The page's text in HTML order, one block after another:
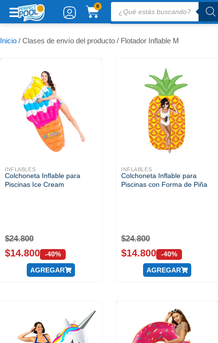
0
CARRITO
productos
Inicio / Clases de envío del producto / Flotador Inflable M
INFLABLES
Colchoneta Inflable para
Piscinas Ice Cream
$24.800
$14.800 -40%
AGREGAR
INFLABLES
Colchoneta Inflable para
Piscinas con Forma de Piña
$24.800
$14.800 -40%
AGREGAR